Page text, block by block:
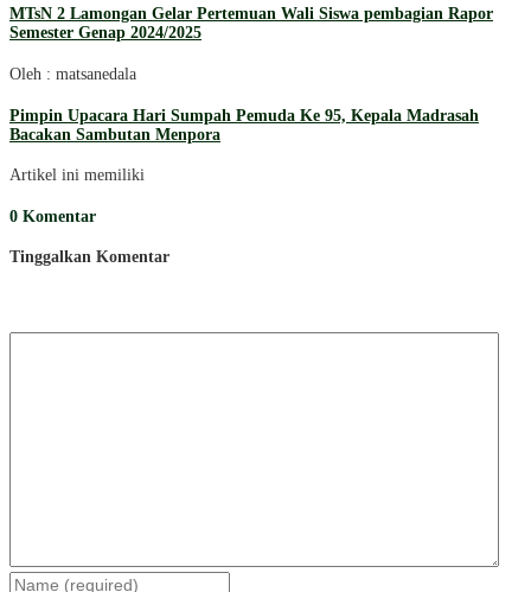
MTsN 2 Lamongan Gelar Pertemuan Wali Siswa pembagian Rapor
Semester Genap 2024/2025
Oleh : matsanedala
Pimpin Upacara Hari Sumpah Pemuda Ke 95, Kepala Madrasah
Bacakan Sambutan Menpora
Artikel ini memiliki
0 Komentar
Tinggalkan Komentar